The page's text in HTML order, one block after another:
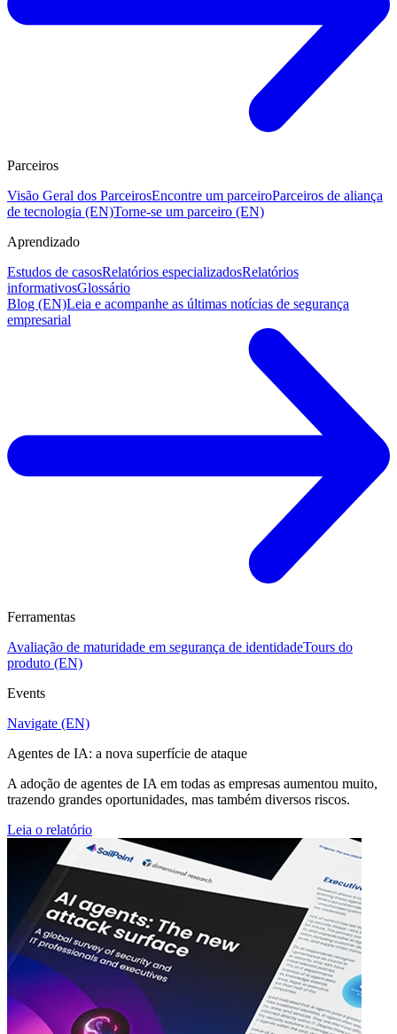
Parceiros
Visão Geral dos ParceirosEncontre um parceiroParceiros de aliança
de tecnologia (EN)Torne-se um parceiro (EN)
Aprendizado
Estudos de casosRelatórios especializadosRelatórios
informativosGlossário
Blog (EN)Leia e acompanhe as últimas notícias de segurança
empresarial
Ferramentas
Avaliação de maturidade em segurança de identidadeTours do
produto (EN)
Events
Navigate (EN)
Agentes de IA: a nova superfície de ataque
A adoção de agentes de IA em todas as empresas aumentou muito,
trazendo grandes oportunidades, mas também diversos riscos.
Leia o relatório